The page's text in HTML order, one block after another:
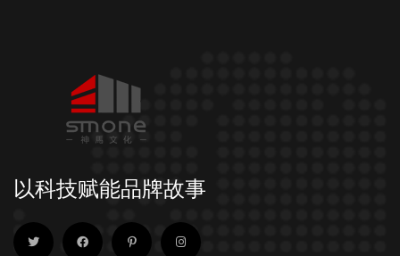
以科技赋能品牌故事